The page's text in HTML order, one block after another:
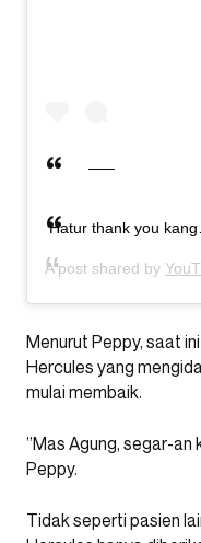
Hatur thank you
A post shared by
Menurut Peppy, saat
Hercules ‎yang
mulai membaik.
‎”Mas Agung, segar-
Peppy.
Tidak seperti pasien